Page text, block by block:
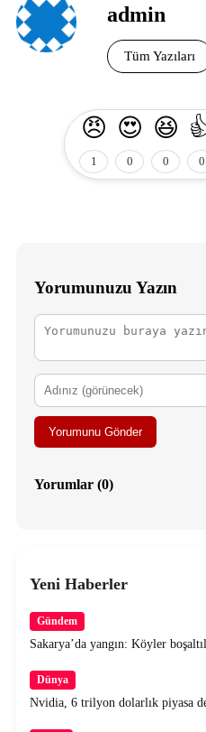
admin
Tüm Yazıları
😠
1
😍
0
😆
0 0
Yorumunuzu Yazın
Yorumunu Gönder
Yorumlar (0)
Yeni Haberler
Gündem
Sakarya’da yangın: Köyler
Dünya
Nvidia, 6 trilyon dolarlık piyasa